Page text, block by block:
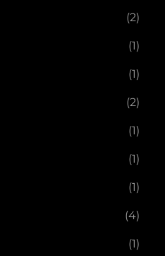
(2)
(1)
(1)
(2)
(1)
(1)
(1)
(4)
(1)